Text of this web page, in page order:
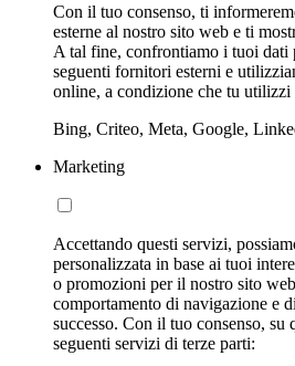
Con il tuo consenso, ti
esterne al nostro sito web e ti
A tal fine, confrontiamo i tuoi dati
seguenti fornitori esterni e
online, a condizione che tu
Bing, Criteo, Meta, Google,
Marketing
Accettando questi servizi,
personalizzata in base ai tuoi
o promozioni per il nostro sito
comportamento di navigazione e
successo. Con il tuo consenso, su
seguenti servizi di terze parti: